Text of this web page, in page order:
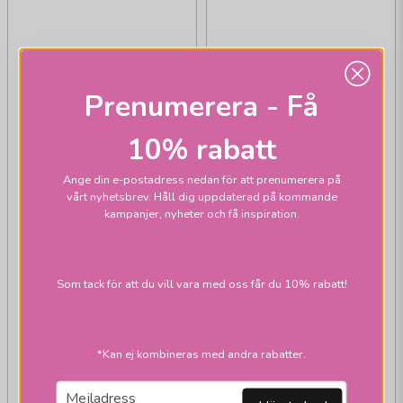
Bell väckarklocka
dusty olive
Bell väckarklocka
dusty rose
Prenumerera - Få
10% rabatt
Ange din e-postadress nedan för att prenumerera på
vårt nyhetsbrev. Håll dig uppdaterad på kommande
kampanjer, nyheter och få inspiration.
Som tack för att du vill vara med oss får du 10% rabatt!
*Kan ej kombineras med andra rabatter.
email
Mejladress